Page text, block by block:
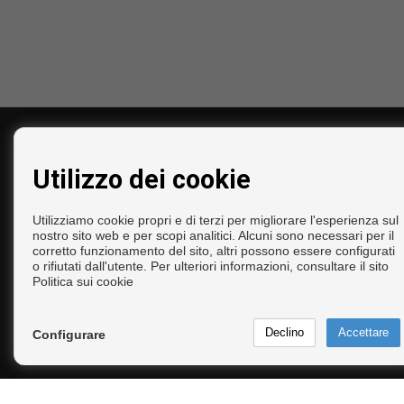
Bajo
29740 Torre del Mar (Málaga)
‎+34 675 189 752
+34 952 547 179
info@inmocalleguerra.com
Dal Lunedi fino al Venerdì: 10:00 - 14:00 e
Utilizzo dei cookie
Utilizziamo cookie propri e di terzi per migliorare l'esperienza sul
nostro sito web e per scopi analitici. Alcuni sono necessari per il
corretto funzionamento del sito, altri possono essere configurati
o rifiutati dall'utente. Per ulteriori informazioni, consultare il sito
Politica sui cookie
Configurare